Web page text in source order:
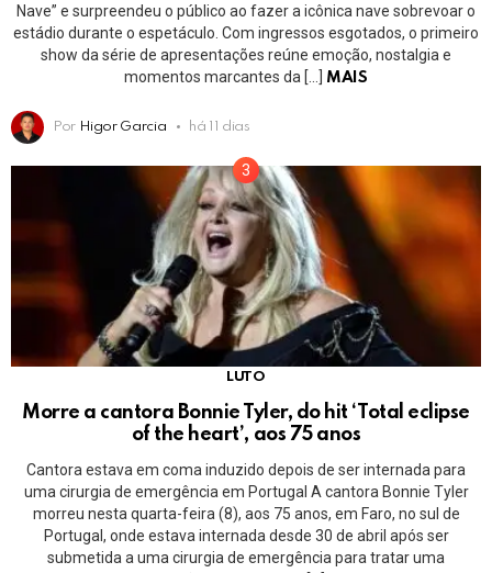
Nave” e surpreendeu o público ao fazer a icônica nave sobrevoar o
estádio durante o espetáculo. Com ingressos esgotados, o primeiro
show da série de apresentações reúne emoção, nostalgia e
momentos marcantes da […] MAIS
Por Higor Garcia há 11 dias
LUTO
Morre a cantora Bonnie Tyler, do hit ‘Total eclipse
of the heart’, aos 75 anos
Cantora estava em coma induzido depois de ser internada para
uma cirurgia de emergência em Portugal A cantora Bonnie Tyler
morreu nesta quarta-feira (8), aos 75 anos, em Faro, no sul de
Portugal, onde estava internada desde 30 de abril após ser
submetida a uma cirurgia de emergência para tratar uma